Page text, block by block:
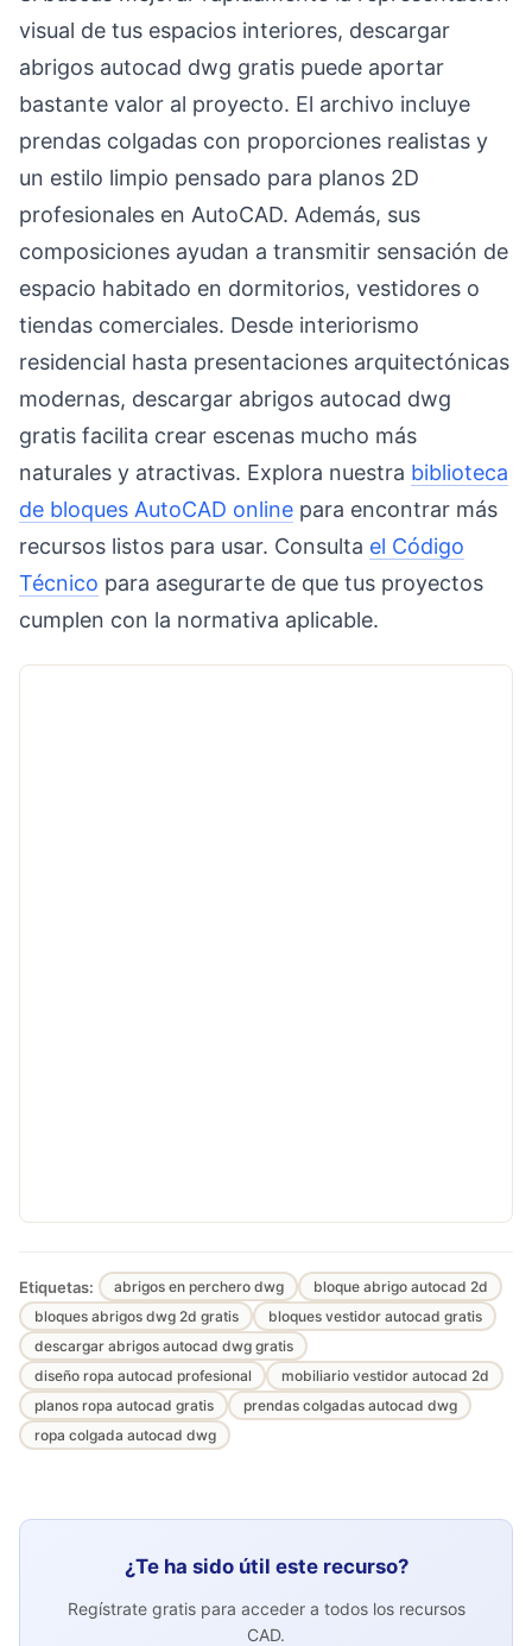
visual de tus espacios interiores, descargar
abrigos autocad dwg gratis puede aportar
bastante valor al proyecto. El archivo incluye
prendas colgadas con proporciones realistas y
un estilo limpio pensado para planos 2D
profesionales en AutoCAD. Además, sus
composiciones ayudan a transmitir sensación de
espacio habitado en dormitorios, vestidores o
tiendas comerciales. Desde interiorismo
residencial hasta presentaciones arquitectónicas
modernas, descargar abrigos autocad dwg
gratis facilita crear escenas mucho más
naturales y atractivas. Explora nuestra biblioteca
de bloques AutoCAD online para encontrar más
recursos listos para usar. Consulta el Código
Técnico para asegurarte de que tus proyectos
cumplen con la normativa aplicable.
Etiquetas: abrigos en perchero dwg
bloque abrigo autocad 2d
bloques abrigos dwg 2d gratis
bloques vestidor autocad gratis
descargar abrigos autocad dwg gratis
diseño ropa autocad profesional
mobiliario vestidor autocad 2d
planos ropa autocad gratis
prendas colgadas autocad dwg
ropa colgada autocad dwg
¿Te ha sido útil este recurso?
Regístrate gratis para acceder a todos los recursos
CAD.